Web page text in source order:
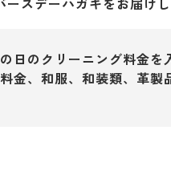
日のクリーニング料金を
金、和服、和装類、革製